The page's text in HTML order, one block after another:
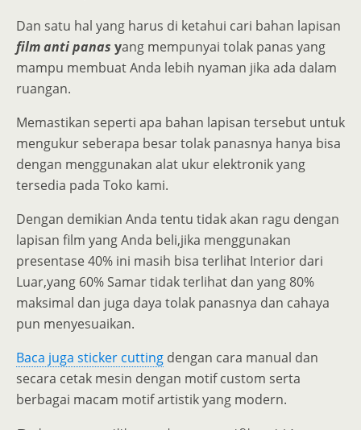
Dan satu hal yang harus di ketahui cari bahan lapisan
film anti panas yang mempunyai tolak panas yang
mampu membuat Anda lebih nyaman jika ada dalam
ruangan.
Memastikan seperti apa bahan lapisan tersebut untuk
mengukur seberapa besar tolak panasnya hanya bisa
dengan menggunakan alat ukur elektronik yang
tersedia pada Toko kami.
Dengan demikian Anda tentu tidak akan ragu dengan
lapisan film yang Anda beli,jika menggunakan
presentase 40% ini masih bisa terlihat Interior dari
Luar,yang 60% Samar tidak terlihat dan yang 80%
maksimal dan juga daya tolak panasnya dan cahaya
pun menyesuaikan.
Baca juga sticker cutting dengan cara manual dan
secara cetak mesin dengan motif custom serta
berbagai macam motif artistik yang modern.